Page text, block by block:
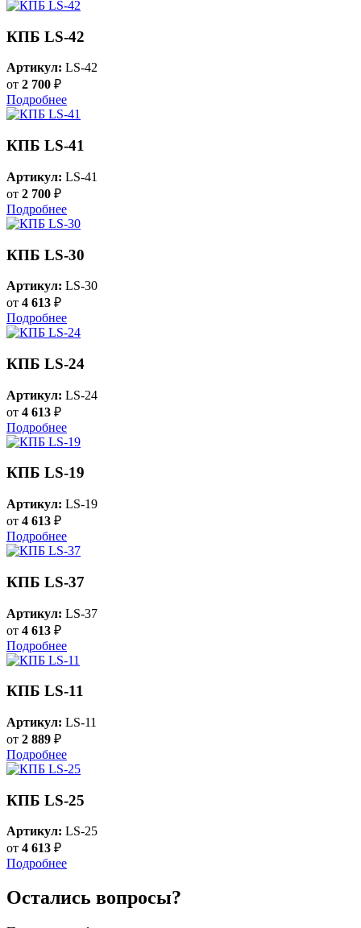
КПБ LS-42
Артикул: LS-42
от 2 700 ₽
Подробнее
КПБ LS-41
Артикул: LS-41
от 2 700 ₽
Подробнее
КПБ LS-30
Артикул: LS-30
от 4 613 ₽
Подробнее
КПБ LS-24
Артикул: LS-24
от 4 613 ₽
Подробнее
КПБ LS-19
Артикул: LS-19
от 4 613 ₽
Подробнее
КПБ LS-37
Артикул: LS-37
от 4 613 ₽
Подробнее
КПБ LS-11
Артикул: LS-11
от 2 889 ₽
Подробнее
КПБ LS-25
Артикул: LS-25
от 4 613 ₽
Подробнее
Остались вопросы?